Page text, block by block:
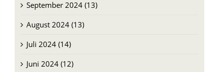
September 2024 (13)
August 2024 (13)
Juli 2024 (14)
Juni 2024 (12)